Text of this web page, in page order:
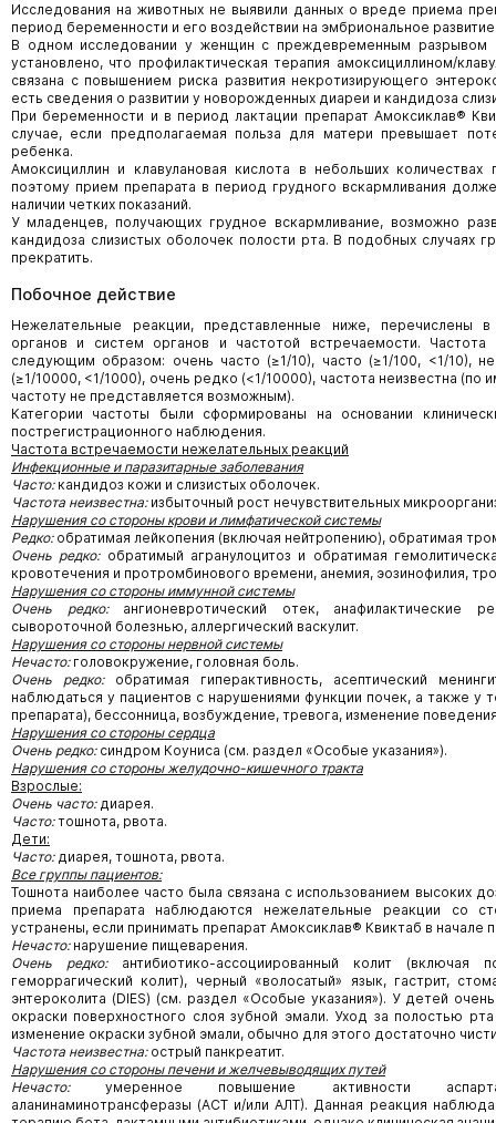
Исследования на животных не выявили данных о вреде приема
период беременности и его воздействии на эмбриональное
В одном исследовании у женщин с преждевременным разрывом
установлено, что профилактическая терапия амоксициллином/
связана с повышением риска развития некротизирующего
есть сведения о развитии у новорожденных диареи и кандидоза
При беременности и в период лактации препарат Амоксиклав®
случае, если предполагаемая польза для матери превышает
ребенка.
Амоксициллин и клавулановая кислота в небольших
поэтому прием препарата в период грудного вскармливания
наличии четких показаний.
У младенцев, получающих грудное вскармливание, возможно
кандидоза слизистых оболочек полости рта. В подобных случаях
прекратить.
Побочное действие
Нежелательные реакции, представленные ниже, перечислены
органов и систем органов и частотой встречаемости. Частота
следующим образом: очень часто (≥1/10), часто (≥1/100, <1/10),
(≥1/10000, <1/1000), очень редко (<1/10000), частота неизвестна
частоту не представляется возможным).
Категории частоты были сформированы на основании
пострегистрационного наблюдения.
Частота встречаемости нежелательных реакций
Инфекционные и паразитарные заболевания
Часто:кандидоз кожи и слизистых оболочек.
Частота неизвестна:избыточный рост нечувствительных
Нарушения со стороны крови и лимфатической системы
Редко:обратимая лейкопения (включая нейтропению), обратимая
Очень редко:обратимый агранулоцитоз и обратимая
кровотечения и протромбинового времени, анемия, эозинофилия,
Нарушения со стороны иммунной системы
Очень редко:ангионевротический отек, анафилактические
сывороточной болезнью, аллергический васкулит.
Нарушения со стороны нервной системы
Нечасто:головокружение, головная боль.
Очень редко:обратимая гиперактивность, асептический
наблюдаться у пациентов с нарушениями функции почек, а также у
препарата), бессонница, возбуждение, тревога, изменение
Нарушения со стороны сердца
Очень редко:синдром Коуниса (см. раздел «Особые указания»).
Нарушения со стороны желудочно-кишечного тракта
Взрослые:
Очень часто:диарея.
Часто:тошнота, рвота.
Дети:
Часто:диарея, тошнота, рвота.
Все группы пациентов:
Тошнота наиболее часто была связана с использованием высоких
приема препарата наблюдаются нежелательные реакции со
устранены, если принимать препарат Амоксиклав® Квиктаб в начале
Нечасто:нарушение пищеварения.
Очень редко:антибиотико-ассоциированный колит (включая
геморрагический колит), черный «волосатый» язык, гастрит,
энтероколита (DIES) (см. раздел «Особые указания»). У детей
окраски поверхностного слоя зубной эмали. Уход за полостью
изменение окраски зубной эмали, обычно для этого достаточно
Частота неизвестна:острый панкреатит.
Нарушения со стороны печени и желчевыводящих путей
Нечасто:умеренное повышение активности
аланинаминотрансферазы (АСТ и/или АЛТ). Данная реакция